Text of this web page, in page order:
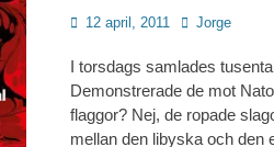
Publicerad
12 april, 2011 Författare
Jorge
I torsdags samlades
Demonstrerade de mot
flaggor? Nej, de ropade
mellan den libyska och den